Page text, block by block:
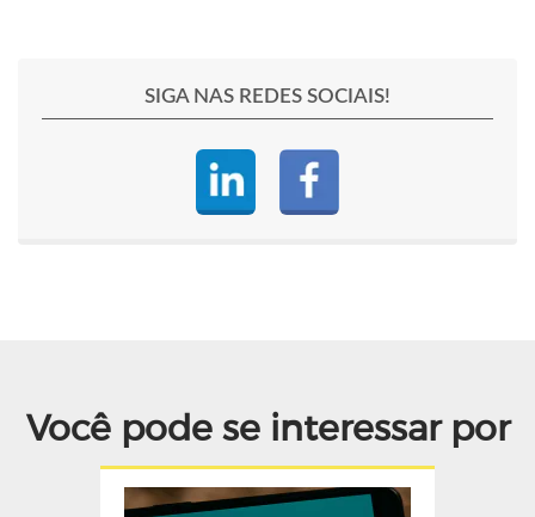
SIGA NAS REDES SOCIAIS!
Você pode se interessar por